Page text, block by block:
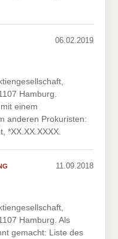
06.02.2019
Hamburg.
einem
anderen Prokuristen:
*XX.XX.XXXX.
11.09.2018
Hamburg. Als
gemacht: Liste des